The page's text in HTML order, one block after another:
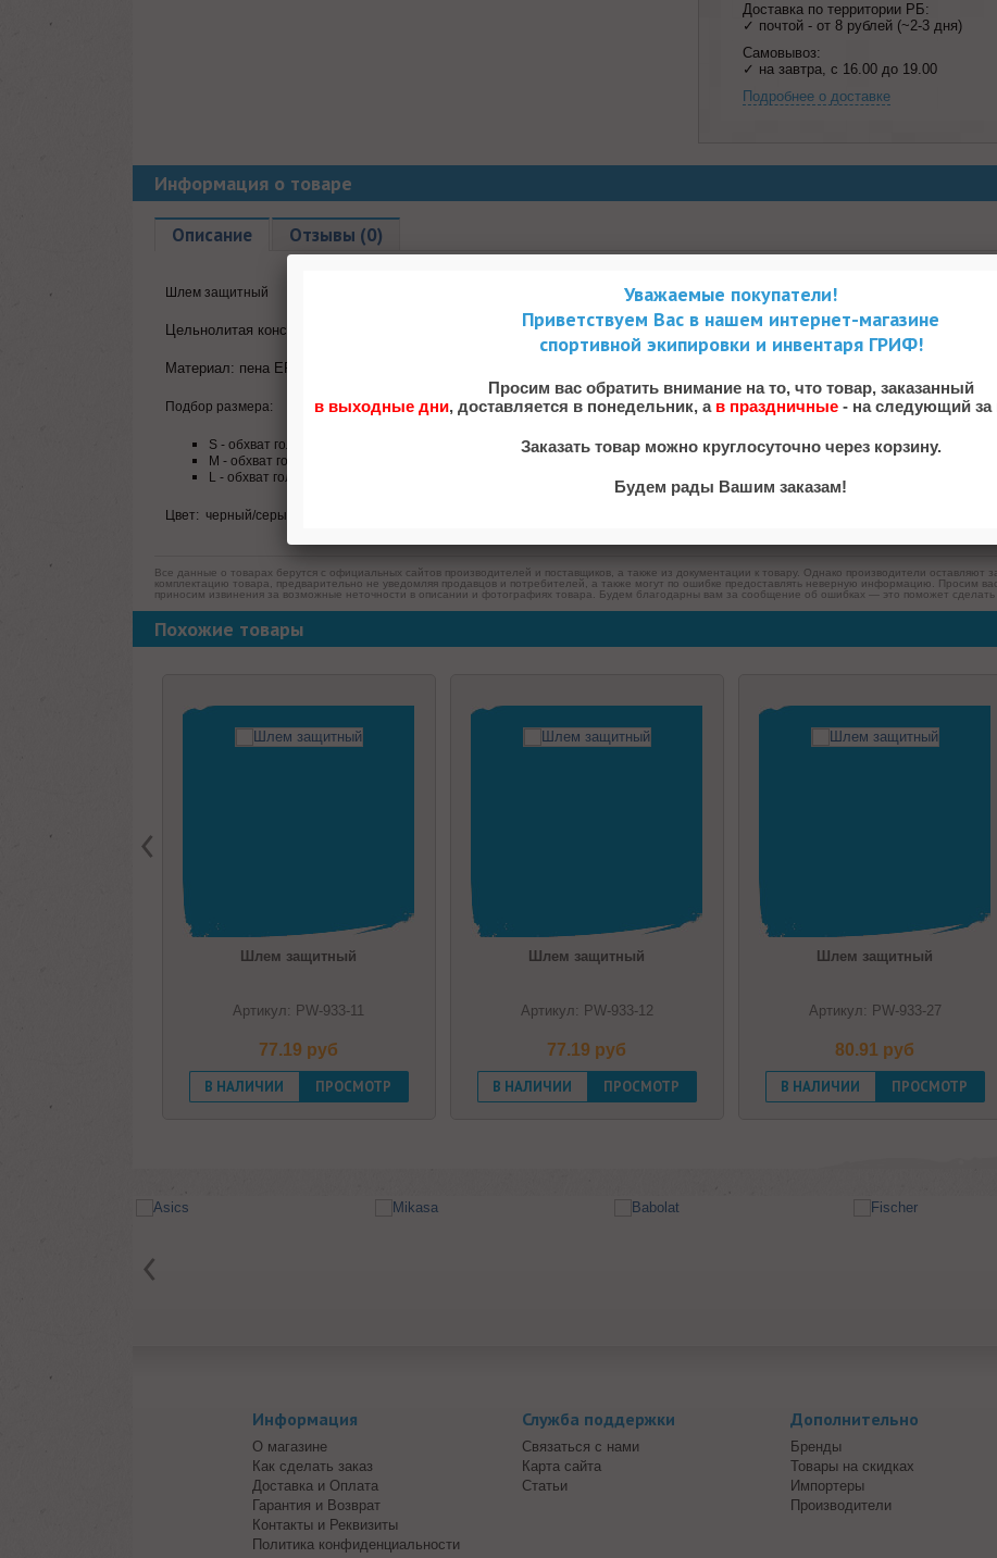
Доставка по территории РБ:
✓ почтой - от 8 рублей (~2-3 дня)
Самовывоз:
✓ на завтра, с 16.00 до 19.00
Подробнее о доставке
Информация о товаре
Описание Отзывы (0)
Шлем защитный
Цельнолитая конструкция с подкладкой из пены EPS. Регулируемый ремешок крепления. Регулируемый размер
Материал: пена EPS, PVC, пластик, нейлон.
Подбор размера:
S - обхват головы 52-54 см
M - обхват головы 55-59 см
L - обхват головы от 60 см
Цвет: черный/серый
Все данные о товарах берутся с официальных сайтов производителей и поставщиков, а также из документации к товару. Однако производители оставляют
комплектацию товара, предварительно не уведомляя продавцов и потребителей, а также могут по ошибке предоставлять неверную информацию. Просим
приносим извинения за возможные неточности в описании и фотографиях товара. Будем благодарны вам за сообщение об ошибках — это поможет
Похожие товары
Шлем защитный
Артикул: PW-933-11
77.19 pуб
В НАЛИЧИИ
ПРОСМОТР
Шлем защитный
Артикул: PW-933-12
77.19 pуб
В НАЛИЧИИ
ПРОСМОТР
Шлем защитный
Артикул: PW-933-27
80.91 pуб
В НАЛИЧИИ
ПРОСМОТР
Информация
О магазине
Как сделать заказ
Доставка и Оплата
Гарантия и Возврат
Контакты и Реквизиты
Политика конфиденциальности
Служба поддержки
Связаться с нами
Карта сайта
Статьи
Дополнительно
Бренды
Товары на скидках
Импортеры
Производители
Уважаемые покупатели!
Приветствуем Вас в нашем интернет-магазине
спортивной экипировки и инвентаря ГРИФ!
Просим вас обратить внимание на то, что товар, заказанный
в выходные дни, доставляется в понедельник, а в праздничные - на следующий за
Заказать товар можно круглосуточно через корзину.
Будем рады Вашим заказам!